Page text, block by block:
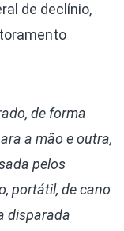
de declínio,
de forma
a mão e outra,
pelos
portátil, de cano
disparada